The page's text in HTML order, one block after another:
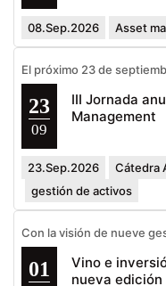
08.Sep.2026 Asset
El próximo 23 de
23
09
III Jornada
Management
23.Sep.2026
Cátedra
gestión de activos
Con la visión de nueve
01
Vino e
nueva